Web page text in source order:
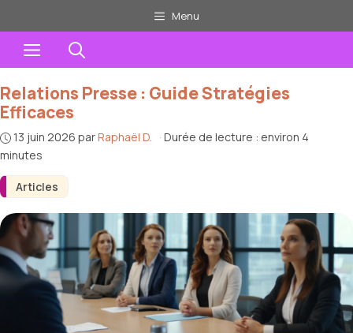
au
contenu
Menu
Menu
Articles
Relations Presse : Guide Stratégies
Efficaces
13 juin 2026 parRaphaël D. · Durée de lecture : environ 4
minutes